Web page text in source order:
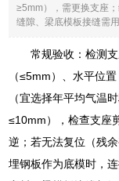
≥5mm），需更换支座
缝隙、梁底模板接缝需
常规验收：检测
（≤5mm）、水平位
（宜选择年平均气温
≤10mm），检查支
逆；若无法复位（残
埋钢板作为底模时，